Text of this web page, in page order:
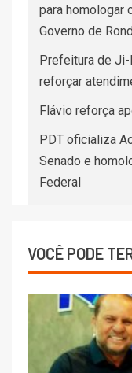
para homologar
Governo de
Prefeitura de
reforçar
Flávio reforça
PDT oficializa
Senado e
Federal
VOCÊ PODE